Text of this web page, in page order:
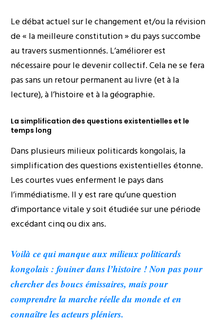
Le débat actuel sur le changement et/ou la révision
de « la meilleure constitution » du pays succombe
au travers susmentionnés. L’améliorer est
nécessaire pour le devenir collectif. Cela ne se fera
pas sans un retour permanent au livre (et à la
lecture), à l’histoire et à la géographie.
La simplification des questions existentielles et le
temps long
Dans plusieurs milieux politicards kongolais, la
simplification des questions existentielles étonne.
Les courtes vues enferment le pays dans
l’immédiatisme. Il y est rare qu’une question
d’importance vitale y soit étudiée sur une période
excédant cinq ou dix ans.
Voilà ce qui manque aux milieux politicards
kongolais : fouiner dans l’histoire ! Non pas pour
chercher des boucs émissaires, mais pour
comprendre la marche réelle du monde et en
connaître les acteurs pléniers.